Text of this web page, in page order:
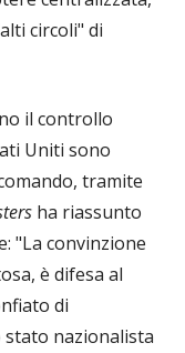
circoli" di
il controllo
Uniti sono
tramite
ha riassunto
"La convinzione
è difesa al
di
stato nazionalista